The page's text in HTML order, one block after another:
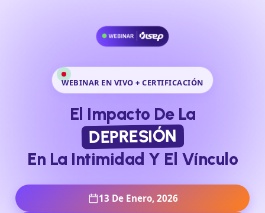
WEBINAR EN VIVO + CERTIFICACIÓN
El Impacto De La
DEPRESIÓN
En La Intimidad Y El Vínculo
13 De Enero, 2026